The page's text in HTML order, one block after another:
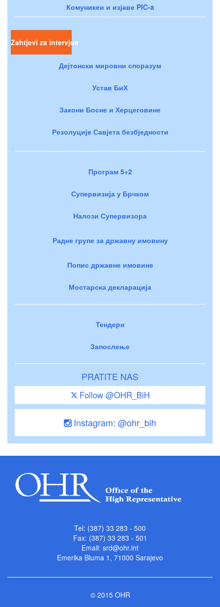
Комуникеи и изјаве PIC-a
Zahtjevi za intervjue
Дејтонски мировни споразум
Устав БиХ
Закони Босне и Херцеговине
Резолуције Савјета безбједности
Програм 5+2
Супервизија у Брчком
Налози Супервизора
Радне групе за државну имовину
Попис државне имовине
Мостарска декларација
Тендери
Запослење
PRATITE NAS
Follow @OHR_BiH
Instagram: @ohr_bih
Tel: (387) 33 283 - 500
Fax: (387) 33 283 - 501
Email: srd@ohr.int
Emerika Bluma 1, 71000 Sarajevo
© 2015 OHR